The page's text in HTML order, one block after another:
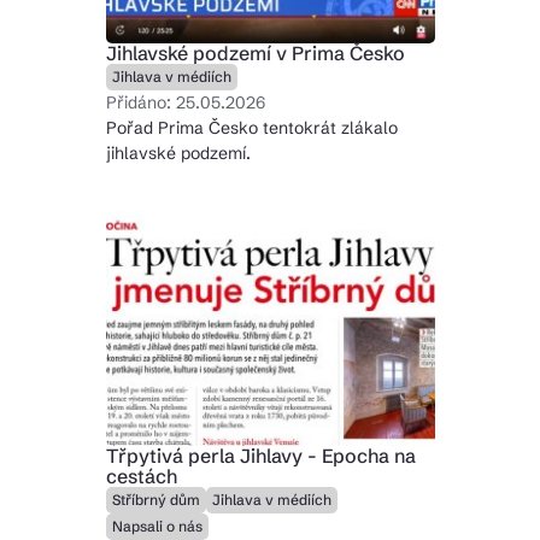
Jihlavské podzemí v Prima Česko
Jihlava v médiích
Přidáno: 25.05.2026
Pořad Prima Česko tentokrát zlákalo
jihlavské podzemí.
Třpytivá perla Jihlavy - Epocha na
cestách
Stříbrný dům
Jihlava v médiích
Napsali o nás